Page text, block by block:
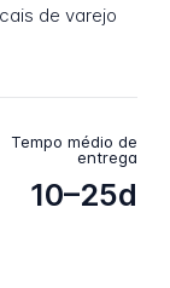
de varejo
Tempo médio de
entrega
10–25d